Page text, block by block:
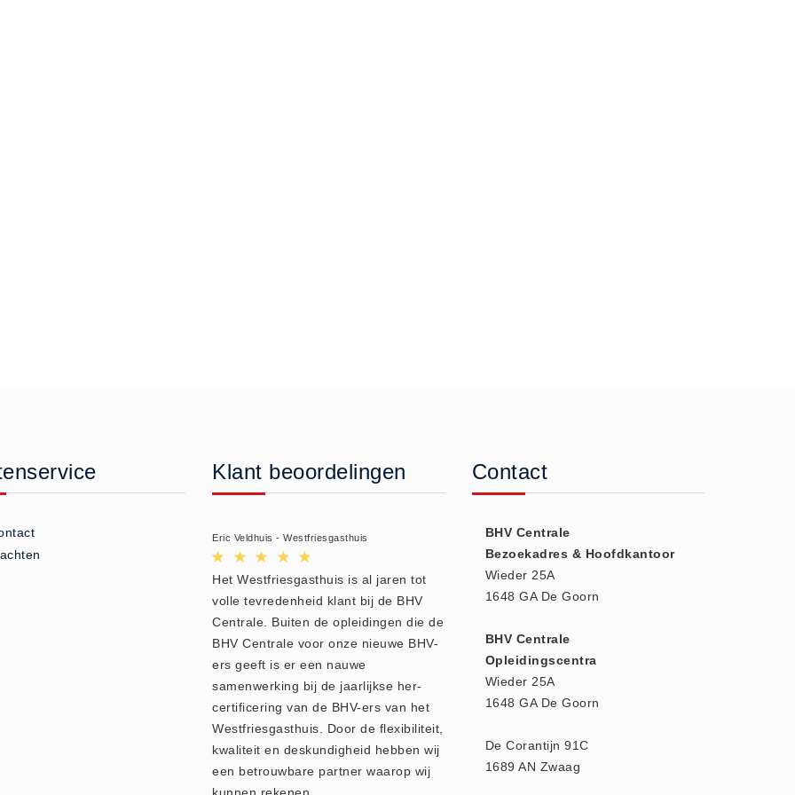
Klant beoordelingen
Eric Veldhuis - Westfriesgasthuis
Het Westfriesgasthuis is al jaren tot
volle tevredenheid klant bij de BHV
Centrale. Buiten de opleidingen die de
BHV Centrale voor onze nieuwe BHV-
ers geeft is er een nauwe
samenwerking bij de jaarlijkse her-
certificering van de BHV-ers van het
Westfriesgasthuis. Door de flexibiliteit,
kwaliteit en deskundigheid hebben wij
een betrouwbare partner waarop wij
Contact
BHV Centrale
Bezoekadres & Hoofdkantoor
Wieder 25A
1648 GA De Goorn
BHV Centrale
Opleidingscentra
Wieder 25A
1648 GA De Goorn
De Corantijn 91C
1689 AN Zwaag